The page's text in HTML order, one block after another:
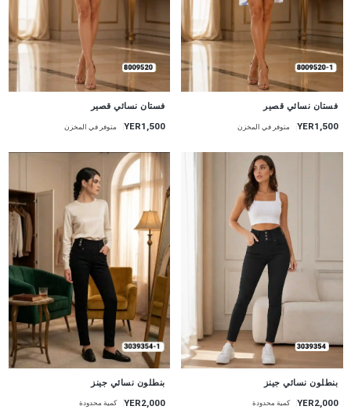
جديد
فستان نسائي قصير
YER1,500 متوفر في المخزن
جديد
فستان نسائي قصير
YER1,500 متوفر في المخزن
بنطلون نسائي جينز
YER2,000 كمية محدودة
بنطلون نسائي جينز
YER2,000 كمية محدودة